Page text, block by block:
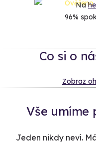
Na
96%
Co si o
Zobraz
Vše umíme
Jeden nikdy neví.